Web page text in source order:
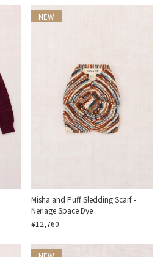
NEW
Misha and Puff Sledding Scarf -
Neriage Space Dye
¥12,760